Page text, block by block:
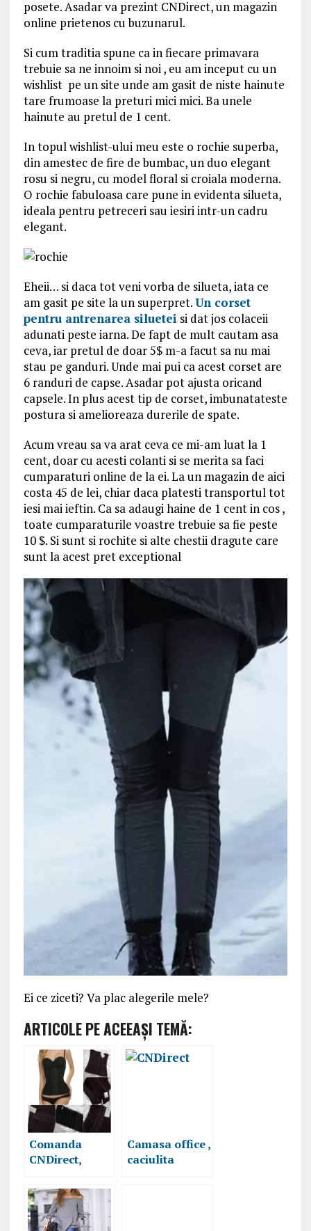
posete. Asadar va prezint CNDirect, un magazin
online prietenos cu buzunarul.
Si cum traditia spune ca in fiecare primavara
trebuie sa ne innoim si noi , eu am inceput cu un
wishlist pe un site unde am gasit de niste hainute
tare frumoase la preturi mici mici. Ba unele
hainute au pretul de 1 cent.
In topul wishlist-ului meu este o rochie superba,
din amestec de fire de bumbac, un duo elegant
rosu si negru, cu model floral si croiala moderna.
O rochie fabuloasa care pune in evidenta silueta,
ideala pentru petreceri sau iesiri intr-un cadru
elegant.
Eheii… si daca tot veni vorba de silueta, iata ce
am gasit pe site la un superpret.Un corset
pentru antrenarea siluetei si dat jos colaceii
adunati peste iarna. De fapt de mult cautam asa
ceva, iar pretul de doar 5$ m-a facut sa nu mai
stau pe ganduri. Unde mai pui ca acest corset are
6 randuri de capse. Asadar pot ajusta oricand
capsele. In plus acest tip de corset, imbunatateste
postura si amelioreaza durerile de spate.
Acum vreau sa va arat ceva ce mi-am luat la 1
cent, doar cu acesti colanti si se merita sa faci
cumparaturi online de la ei. La un magazin de aici
costa 45 de lei, chiar daca platesti transportul tot
iesi mai ieftin. Ca sa adaugi haine de 1 cent in cos ,
toate cumparaturile voastre trebuie sa fie peste
10 $. Si sunt si rochite si alte chestii dragute care
sunt la acest pret exceptional
Ei ce ziceti? Va plac alegerile mele?
ARTICOLE PE ACEEAŞI TEMĂ:
Comanda
CNDirect,
Camasa office ,
caciulita